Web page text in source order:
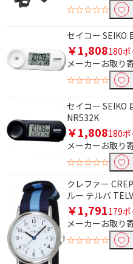
☆☆☆☆☆
セイコー SEIKO
￥1,808180
メーカーお取り
☆☆☆☆☆
セイコー SEIKO
NR532K
￥1,808180
メーカーお取り
☆☆☆☆☆
クレファー
ルー テルバ
￥1,791179
メーカーお取り
☆☆☆☆☆